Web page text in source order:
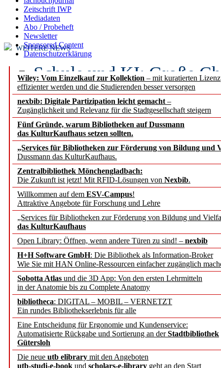
Zeitschrift IWP
Mediadaten
Abo / Probeheft
Newsletter
Sponsored Content
Datenschutzerklärung
Wiley: Vom Einzelkauf zur Kollektion – mit kuratierten
effizienter werden und die Studierenden besser versorgen
nexbib: Digitale Partizipation leicht gemacht –
Zugänglichkeit und Relevanz für die Stadtgesellschaft steigern
Fünf Gründe, warum Bibliotheken auf Dussmann
das KulturKaufhaus setzen sollten.
„Services für Bibliotheken zur Förderung von Bildung und
Dussmann das KulturKaufhaus.
Zentralbibliothek Mönchengladbach:
Die Zukunft ist jetzt! Mit RFID-Lösungen von Nexbib.
Willkommen auf dem ESV-Campus!
Attraktive Angebote für Forschung und Lehre
„Services für Bibliotheken zur Förderung von Bildung und
das KulturKaufhaus
Open Library: Öffnen, wenn andere Türen zu sind! – nexbib
H+H Software GmbH: Die Bibliothek als Information-Broker
Wie Sie mit HAN Online-Ressourcen einfacher zugänglich
Sobotta Atlas und die 3D App: Von den ersten Lehrmitteln
in der Anatomie bis zu Complete Anatomy
bibliotheca: DIGITAL – MOBIL – VERNETZT
Ein rundes Bibliothekserlebnis für alle
Eine Entscheidung für Ergonomie und Kundenservice:
Automatisierte Rückgabe und Sortierung an derStadtbibliothek
Gütersloh
Die neue utb elibrary mit den Angeboten
utb-studi-e-book und scholars-e-library geht an den Start
WEITERE NEWS
Schule und KI: Große
Voraussetzungen
Erfolgreiches erstes
Segment Research –
angepasst
konstruktiv!
Mohr Siebeck
und die Zeitschrift für
Francke Attempto
EBSCO Information
Recherchefunktionen in
Sorbisches Institut neu
Geschichte und